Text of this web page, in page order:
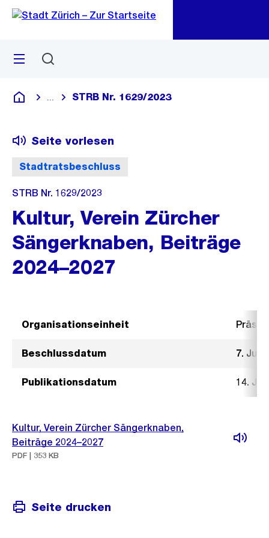
Navigation
Sprunglink
Menü
Deutsch
Blende alle Breadcrumbs ein
STRB Nr. 1629/2023
Stadtratsbeschluss
Seite vorlesen
STRB Nr. 1629/2023
Kultur, Verein Zürcher
Sängerknaben, Beiträge
2024–2027
Organisationseinheit
Beschlussdatum 7. Juni
Publikationsdatum 14.
Kultur, Verein Zürcher Sängerknaben,
Beiträge 2024–2027
PDF | 353 KB
Seite drucken